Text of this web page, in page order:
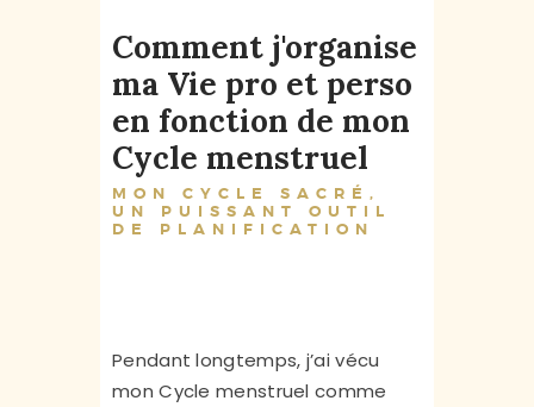
Comment j'organise
ma Vie pro et perso
en fonction de mon
Cycle menstruel
MON CYCLE SACRÉ,
UN PUISSANT OUTIL
DE PLANIFICATION
Pendant longtemps, j’ai vécu
mon Cycle menstruel comme